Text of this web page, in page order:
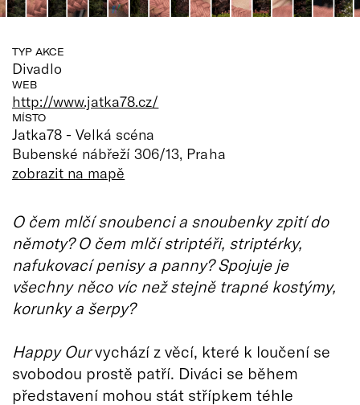
TYP AKCE
Divadlo
WEB
http://www.jatka78.cz/
MÍSTO
Jatka78 - Velká scéna
Bubenské nábřeží 306/13, Praha
zobrazit na mapě
O čem mlčí snoubenci a snoubenky zpití do
němoty? O čem mlčí striptéři, striptérky,
nafukovací penisy a panny? Spojuje je
všechny něco víc než stejně trapné kostýmy,
korunky a šerpy?
Happy Ourvychází z věcí, které k loučení se
svobodou prostě patří. Diváci se během
představení mohou stát střípkem téhle